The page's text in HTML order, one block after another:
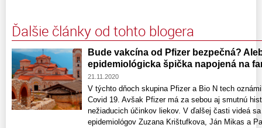
Ďalšie články od tohto blogera
Bude vakcína od Pfizer bezpečná?
epidemiológicka špička napojená na
21.11.2020
V týchto dňoch skupina Pfizer a Bio N tech
Covid 19. Avšak Pfizer má za sebou aj smutnú
nežiaducich účinkov liekov. V ďalšej časti videá
epidemiológov Zuzana Krištufkova, Ján Mikas a